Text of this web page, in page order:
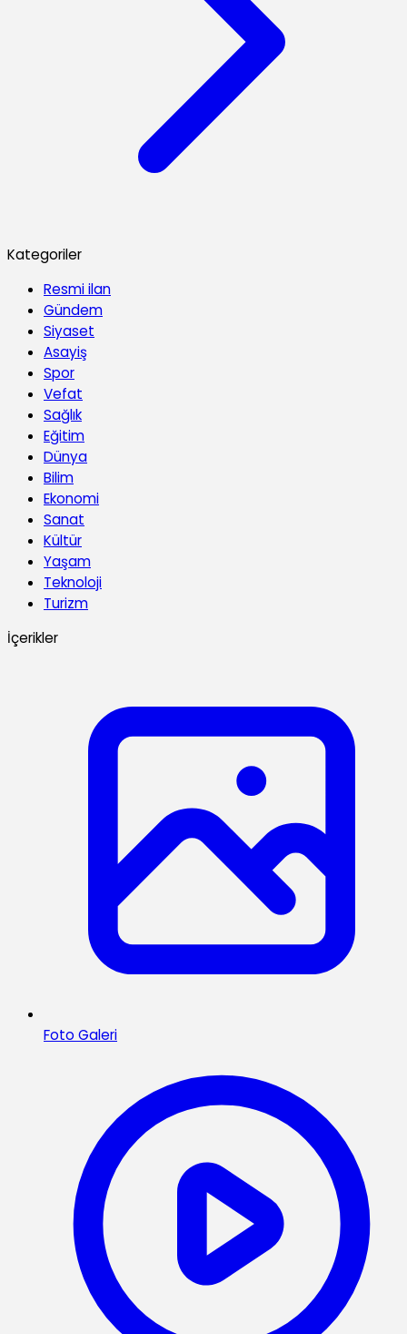
Kategoriler
Resmi ilan
Gündem
Siyaset
Asayiş
Spor
Vefat
Sağlık
Eğitim
Dünya
Bilim
Ekonomi
Sanat
Kültür
Yaşam
Teknoloji
Turizm
İçerikler
Foto Galeri